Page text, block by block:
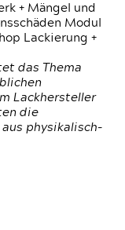
+ Mängel und
Modul
Lackierung +
das Thema
Lackhersteller
die
physikalisch-